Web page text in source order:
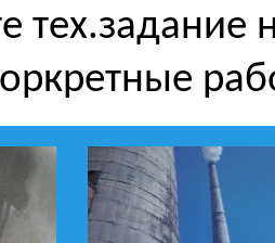
тех.задание